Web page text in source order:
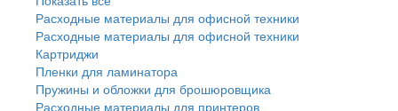
Расходные материалы для офисной техники
Расходные материалы для офисной техники
Картриджи
Пленки для ламинатора
Пружины и обложки для брошюровщика
Расходные материалы для принтеров